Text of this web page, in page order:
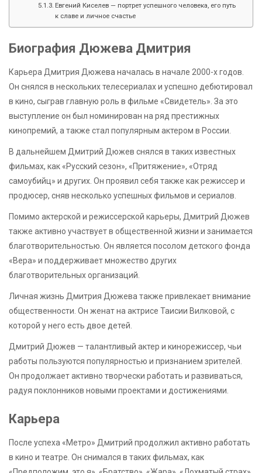
Евгений Киселев — портрет успешного человека, его путь
к славе и личное счастье
Биография Дюжева Дмитрия
Карьера Дмитрия Дюжева началась в начале 2000-х годов.
Он снялся в нескольких телесериалах и успешно дебютировал
в кино, сыграв главную роль в фильме «Свидетель». За это
выступление он был номинирован на ряд престижных
кинопремий, а также стал популярным актером в России.
В дальнейшем Дмитрий Дюжев снялся в таких известных
фильмах, как «Русский сезон», «Притяжение», «Отряд
самоубийц» и других. Он проявил себя также как режиссер и
продюсер, сняв несколько успешных фильмов и сериалов.
Помимо актерской и режиссерской карьеры, Дмитрий Дюжев
также активно участвует в общественной жизни и занимается
благотворительностью. Он является посолом детского фонда
«Вера» и поддерживает множество других
благотворительных организаций.
Личная жизнь Дмитрия Дюжева также привлекает внимание
общественности. Он женат на актрисе Таисии Вилковой, с
которой у него есть двое детей.
Дмитрий Дюжев — талантливый актер и кинорежиссер, чьи
работы пользуются популярностью и признанием зрителей.
Он продолжает активно творчески работать и развиваться,
радуя поклонников новыми проектами и достижениями.
Карьера
После успеха «Метро» Дмитрий продолжил активно работать
в кино и театре. Он снимался в таких фильмах, как